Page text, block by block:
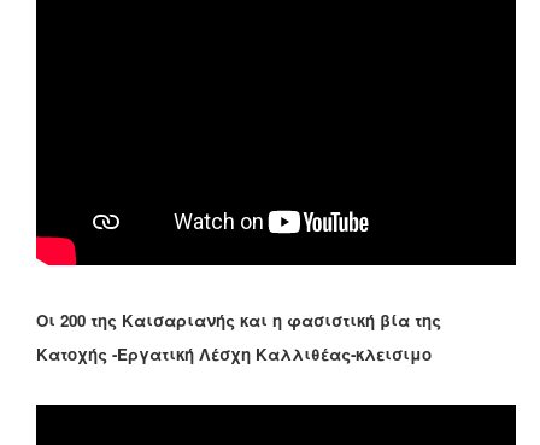
Οι 200 της Καισαριανής και η φασιστική βία της
Κατοχής -Εργατική Λέσχη Καλλιθέας-κλεισιμο